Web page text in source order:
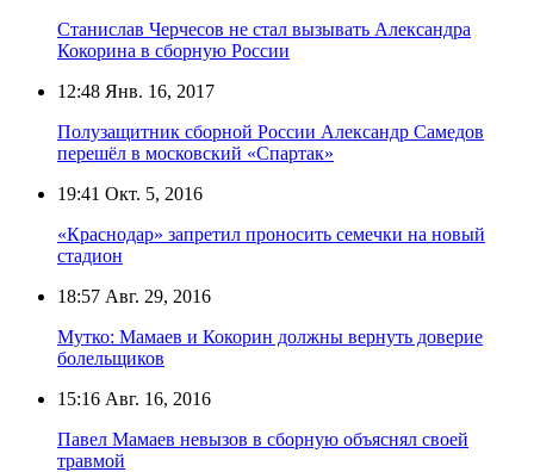
Станислав Черчесов не стал вызывать Александра
Кокорина в сборную России
12:48 Янв. 16, 2017
Полузащитник сборной России Александр Самедов
перешёл в московский «Спартак»
19:41 Окт. 5, 2016
«Краснодар» запретил проносить семечки на новый
стадион
18:57 Авг. 29, 2016
Мутко: Мамаев и Кокорин должны вернуть доверие
болельщиков
15:16 Авг. 16, 2016
Павел Мамаев невызов в сборную объяснял своей
травмой